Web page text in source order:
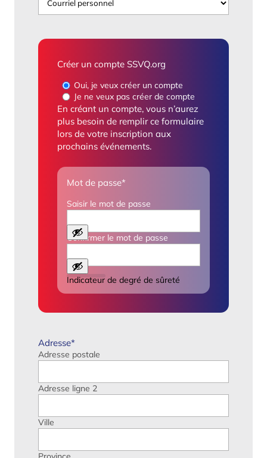
Créer un compte SSVQ.org
Oui, je veux créer un compte
Je ne veux pas créer de compte
En créant un compte, vous n’aurez
plus besoin de remplir ce formulaire
lors de votre inscription aux
prochains événements.
Mot de passe*
Saisir le mot de passe
Confirmer le mot de passe
Indicateur de degré de sûreté
Adresse*
Adresse postale
Adresse ligne 2
Ville